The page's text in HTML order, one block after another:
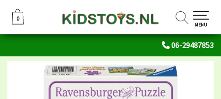
06-29487853
0
0
MENU